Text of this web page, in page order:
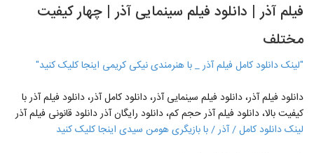
فیلم آذر | دانلود فیلم سینمایی آذر | چهار کیفیت
مختلف
"لینک دانلود کامل فیلم آذر _ با هنرمندی نیکی کریمی اینجا کلیک کنید"
دانلود فیلم آذر، دانلود فیلم سینمایی آذر، دانلود کامل آذر، دانلود فیلم آذر با
کیفیت بالا، دانلود فیلم آذر حجم کم، دانلود رایگان آذر دانلود قانونی فیلم آذر
لینک دانلود کامل / آذر / با بازیگری هومن سیدی اینجا کلیک کنید